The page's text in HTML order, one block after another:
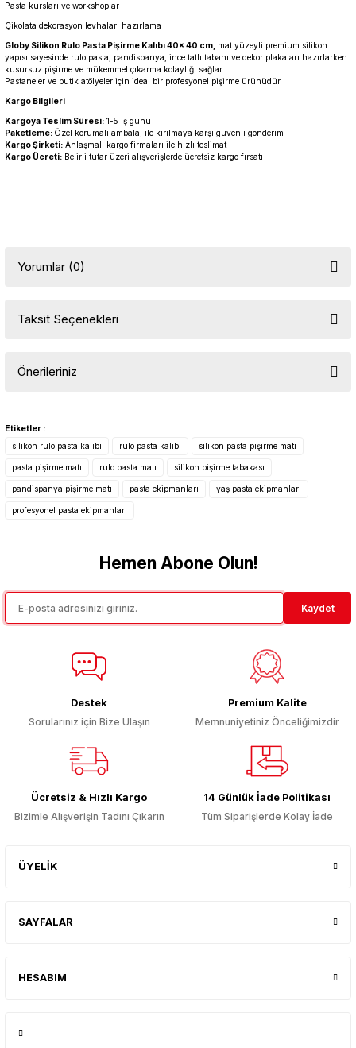
Pasta kursları ve workshoplar
Çikolata dekorasyon levhaları hazırlama
Globy Silikon Rulo Pasta Pişirme Kalıbı 40× 40 cm, mat yüzeyli premium silikon
yapısı sayesinde rulo pasta, pandispanya, ince tatlı tabanı ve dekor plakaları hazırlarken
kusursuz pişirme ve mükemmel çıkarma kolaylığı sağlar.
Pastaneler ve butik atölyeler için ideal bir profesyonel pişirme ürünüdür.
Kargo Bilgileri
Kargoya Teslim Süresi: 1-5 iş günü
Paketleme: Özel korumalı ambalaj ile kırılmaya karşı güvenli gönderim
Kargo Şirketi: Anlaşmalı kargo firmaları ile hızlı teslimat
Kargo Ücreti: Belirli tutar üzeri alışverişlerde ücretsiz kargo fırsatı
Yorumlar (0)
Taksit Seçenekleri
Önerileriniz
konularda yetersiz gördüğünüz noktaları öneri formunu kullanarak
Görüş ve önerileriniz için teşekkür ederiz.
Ürün resmi kalitesiz, bozuk veya görüntülenemiyor.
Ürün açıklamasında eksik bilgiler bulunuyor.
Ürün fiyatı diğer sitelerden daha pahalı.
Etiketler :
silikon rulo pasta kalıbı
rulo pasta kalıbı silikon pasta pişirme matı
pasta pişirme matı rulo pasta matı silikon pişirme tabakası
pandispanya pişirme matı pasta ekipmanları yaş pasta ekipmanları
profesyonel pasta ekipmanları
Hemen Abone Olun!
Kaydet
Destek
Sorularınız için Bize Ulaşın
Premium Kalite
Memnuniyetiniz Önceliğimizdir
Ücretsiz & Hızlı Kargo
Bizimle Alışverişin Tadını Çıkarın
14 Günlük İade Politikası
Tüm Siparişlerde Kolay İade
ÜYELİK
SAYFALAR
HESABIM